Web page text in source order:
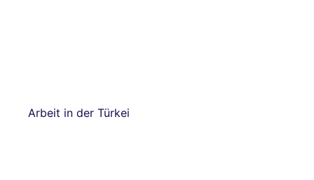
Arbeit in der Türkei